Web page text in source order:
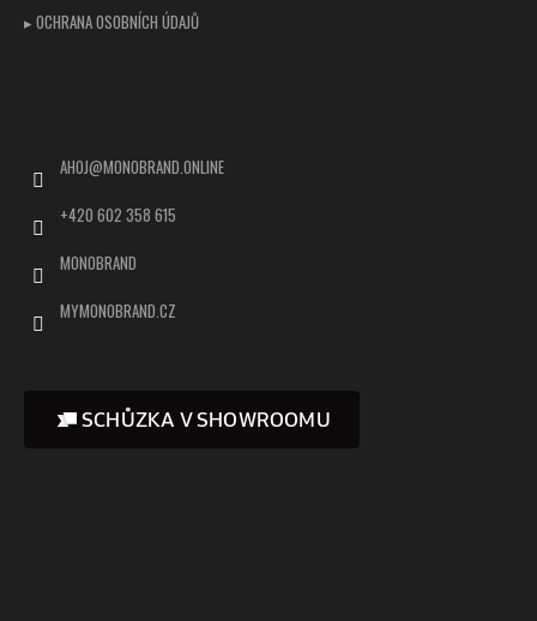
▸ OCHRANA OSOBNÍCH ÚDAJŮ
AHOJ@MONOBRAND.ONLINE
+420 602 358 615
MONOBRAND
MYMONOBRAND.CZ
SCHŮZKA V SHOWROOMU